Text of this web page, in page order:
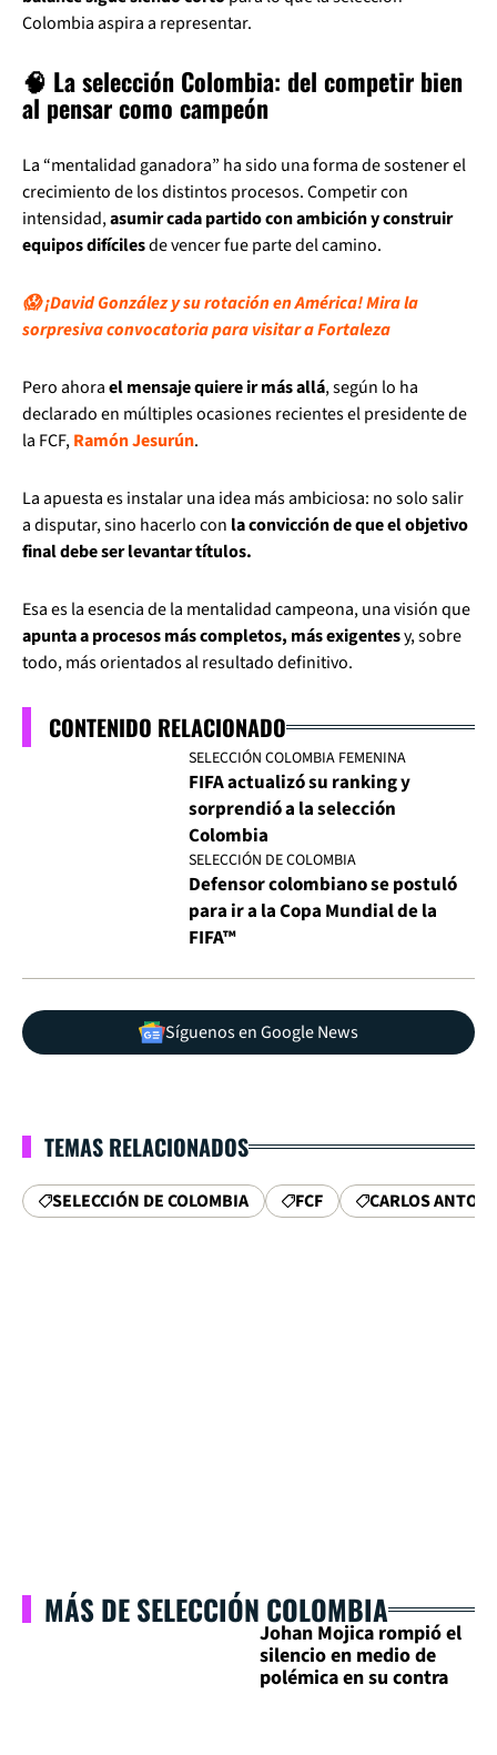
Colombia aspira a representar.
🧠 La selección Colombia: del competir bien
al pensar como campeón
La “mentalidad ganadora” ha sido una forma de sostener el
crecimiento de los distintos procesos. Competir con
intensidad,asumir cada partido con ambición y construir
equipos difícilesde vencer fue parte del camino.
😱 ¡David González y su rotación en América! Mira la
sorpresiva convocatoria para visitar a Fortaleza
Pero ahorael mensaje quiere ir más allá, según lo ha
declarado en múltiples ocasiones recientes el presidente de
la FCF,Ramón Jesurún.
La apuesta es instalar una idea más ambiciosa: no solo salir
a disputar, sino hacerlo con la convicción de que el objetivo
final debe ser levantar títulos.
Esa es la esencia de la mentalidad campeona, una visión que
apunta a procesos más completos, más exigentesy, sobre
todo, más orientados al resultado definitivo.
CONTENIDO RELACIONADO
SELECCIÓN COLOMBIA FEMENINA
FIFA actualizó su ranking y
sorprendió a la selección
Colombia
SELECCIÓN DE COLOMBIA
Defensor colombiano se postuló
para ir a la Copa Mundial de la
FIFA™
Síguenos en Google News
TEMAS RELACIONADOS
SELECCIÓN DE COLOMBIA FCF CARLOS
MÁS DE SELECCIÓN COLOMBIA
Johan Mojica rompió el
silencio en medio de
polémica en su contra